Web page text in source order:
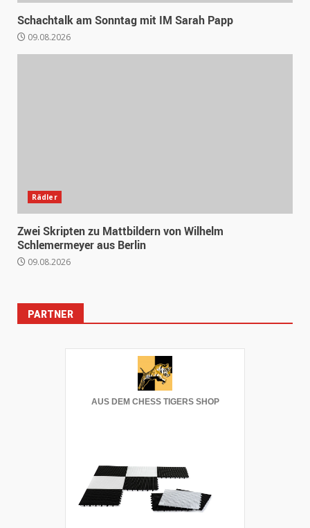
Schachtalk am Sonntag mit IM Sarah Papp
09.08.2026
Rädler
Zwei Skripten zu Mattbildern von Wilhelm
Schlemermeyer aus Berlin
09.08.2026
PARTNER
AUS DEM CHESS TIGERS SHOP